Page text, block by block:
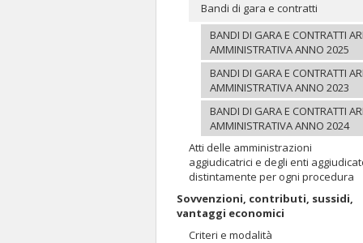
Bandi di gara e contratti
BANDI DI GARA E CONTRATTI
AMMINISTRATIVA ANNO 2025
BANDI DI GARA E CONTRATTI
AMMINISTRATIVA ANNO 2023
BANDI DI GARA E CONTRATTI
AMMINISTRATIVA ANNO 2024
Atti delle amministrazioni
aggiudicatrici e degli enti
distintamente per ogni procedura
Sovvenzioni, contributi, sussidi,
vantaggi economici
Criteri e modalità